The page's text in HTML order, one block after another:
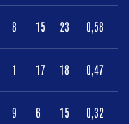
8 15 23 0,58
1 17 18 0,47
9 6 15 0,32